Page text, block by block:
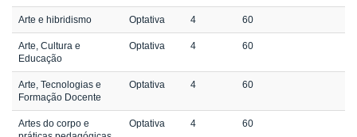
Arte e hibridismo Optativa 4 60
Arte, Cultura e
Educação
Optativa 4 60
Arte, Tecnologias e
Formação Docente
Optativa 4 60
Artes do corpo e
Optativa 4 60